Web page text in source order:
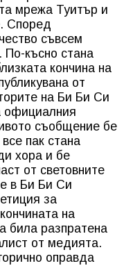
мрежа Туитър и
Според
съвсем
По-късно стана
кончина на
от
на Би Би Си
официалния
съобщение бе
пак стана
хора и бе
от световните
в Би Би Си
за
на
била разпратена
от медията.
оправда